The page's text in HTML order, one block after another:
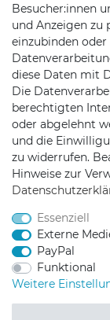
Besucher:innen
und Anzeigen zu
einzubinden
diese Daten mit
Die
berechtigten
oder abgelehnt
und die
zu widerrufen.
Hinweise zur
Essenziell
Externe
PayPal
Funktional
Weitere